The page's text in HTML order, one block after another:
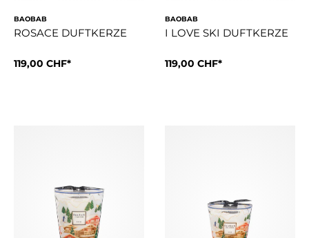
BAOBAB
ROSACE DUFTKERZE
119,00 CHF*
BAOBAB
I LOVE SKI DUFTKERZE
119,00 CHF*